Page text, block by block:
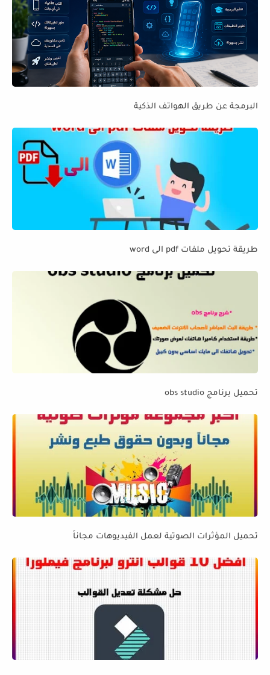
البرمجة عن طريق الهواتف الذكية
طريقة تحويل ملفات pdf الى word
تحميل برنامج obs studio
تحميل المؤثرات الصوتية لعمل الفيديوهات مجاناً